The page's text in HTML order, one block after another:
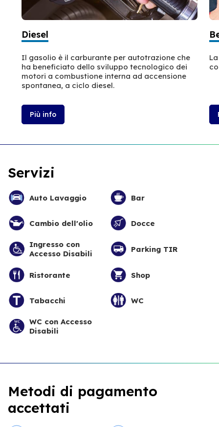
Diesel
Il gasolio è il carburante per autotrazione che
ha beneficiato dello sviluppo tecnologico dei
motori a combustione interna ad accensione
spontanea, a ciclo diesel.
Più info
Servizi
Auto Lavaggio Bar
Cambio dell'olio Docce
Ingresso con
Accesso Disabili
Parking TIR
Ristorante Shop
Tabacchi WC
WC con Accesso
Disabili
Metodi di pagamento
accettati